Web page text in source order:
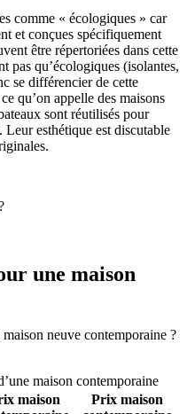
comme « écologiques » car
et conçues spécifiquement
être répertoriées dans cette
pas qu’écologiques (isolantes,
se différencier de cette
qu’on appelle des maisons
sont réutilisés pour
Leur esthétique est discutable
une maison
neuve contemporaine ?
maison contemporaine
maison
Prix maison